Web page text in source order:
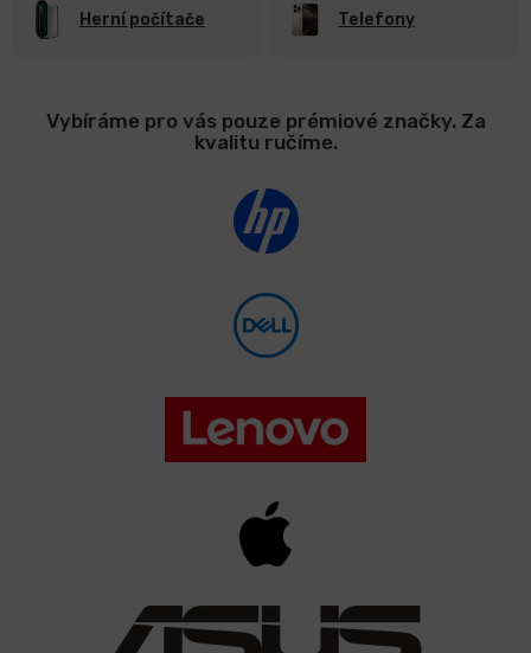
Herní počítače Telefony
Vybíráme pro vás pouze prémiové značky. Za
kvalitu ručíme.